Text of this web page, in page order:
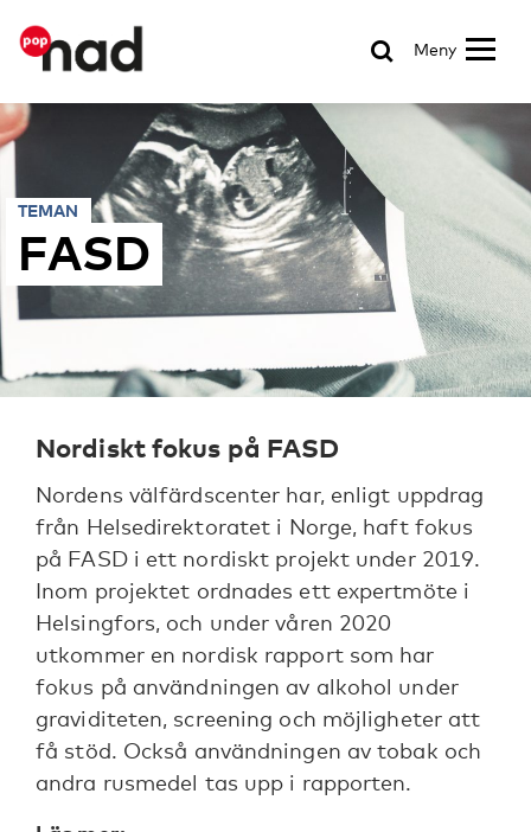
Meny
TEMAN
FASD
Nordiskt fokus på FASD
Nordens välfärdscenter har, enligt uppdrag
från Helsedirektoratet i Norge, haft fokus
på FASD i ett nordiskt projekt under 2019.
Inom projektet ordnades ett expertmöte i
Helsingfors, och under våren 2020
utkommer en nordisk rapport som har
fokus på användningen av alkohol under
graviditeten, screening och möjligheter att
få stöd. Också användningen av tobak och
andra rusmedel tas upp i rapporten.